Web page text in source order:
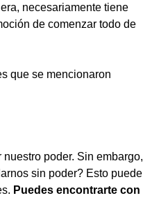
necesariamente tiene
de comenzar todo de
que se mencionaron
poder. Sin embargo,
sin poder? Esto puede
Puedes encontrarte con